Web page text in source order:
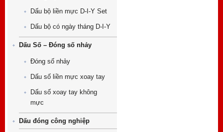
Dấu bộ liền mực D-I-Y Set
Dấu bộ có ngày tháng D-I-Y
Dấu Số – Đóng số nhảy
Đóng số nhảy
Dấu số liền mực xoay tay
Dấu số xoay tay không
mực
Dấu đóng công nghiệp